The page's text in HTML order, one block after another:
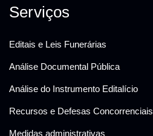
Serviços
Editais e Leis Funerárias
Análise Documental Pública
Análise do Instrumento Editalício
Recursos e Defesas Concorrenciais
Medidas administrativas